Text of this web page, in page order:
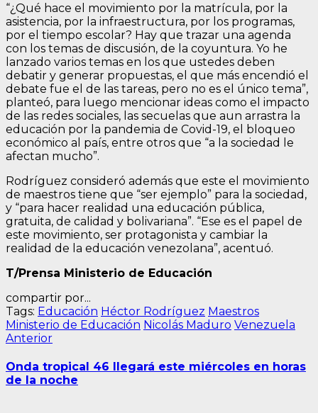
“¿Qué hace el movimiento por la matrícula, por la
asistencia, por la infraestructura, por los programas,
por el tiempo escolar? Hay que trazar una agenda
con los temas de discusión, de la coyuntura. Yo he
lanzado varios temas en los que ustedes deben
debatir y generar propuestas, el que más encendió el
debate fue el de las tareas, pero no es el único tema”,
planteó, para luego mencionar ideas como el impacto
de las redes sociales, las secuelas que aun arrastra la
educación por la pandemia de Covid-19, el bloqueo
económico al país, entre otros que “a la sociedad le
afectan mucho”.
Rodríguez consideró además que este el movimiento
de maestros tiene que “ser ejemplo” para la sociedad,
y “para hacer realidad una educación pública,
gratuita, de calidad y bolivariana”. “Ese es el papel de
este movimiento, ser protagonista y cambiar la
realidad de la educación venezolana”, acentuó.
T/Prensa Ministerio de Educación
compartir por...
Tags: Educación Héctor Rodríguez Maestros
Ministerio de Educación Nicolás Maduro Venezuela
Navegación
de
entradas
AnteriorEntrada
Onda tropical 46 llegará este miércoles en horas
de la noche